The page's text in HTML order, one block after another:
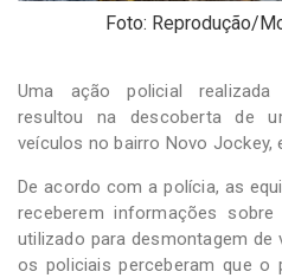
Foto: Reprodução/
Uma ação policial
resultou na descoberta de
veículos no bairro Novo Jockey,
De acordo com a polícia, as
receberem informações
utilizado para desmontagem de
os policiais perceberam que o